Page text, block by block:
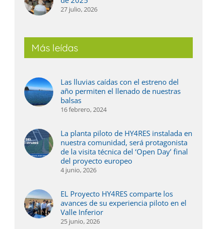
27 julio, 2026
Más leídas
Las lluvias caídas con el estreno del
año permiten el llenado de nuestras
balsas
16 febrero, 2024
La planta piloto de HY4RES instalada en
nuestra comunidad, será protagonista
de la visita técnica del ‘Open Day’ final
del proyecto europeo
4 junio, 2026
EL Proyecto HY4RES comparte los
avances de su experiencia piloto en el
Valle Inferior
25 junio, 2026